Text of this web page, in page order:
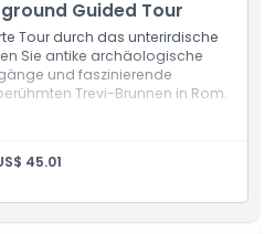
Guided Tour
Tour durch das unterirdische
Sie antike archäologische
und faszinierende
Trevi-Brunnen in Rom.
45.01